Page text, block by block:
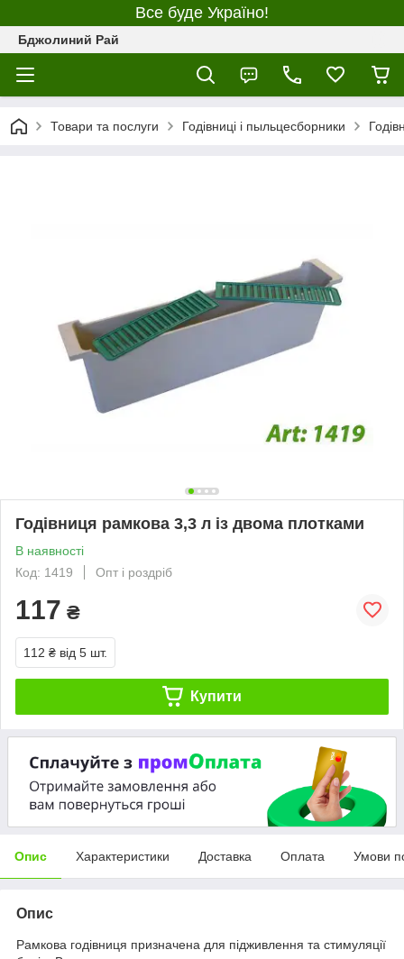
Все буде Україно!
Бджолиний Рай
Товари та послуги Годівниці і пыльцесборники
Годівниця рамкова 3,3 л із двома плотками
В наявності
Код: 1419
Опт і роздріб
117 ₴
112 ₴ від 5 шт.
Купити
Опис Характеристики Доставка Оплата Умови
Опис
Рамкова годівниця призначена для підживлення та стимуляції